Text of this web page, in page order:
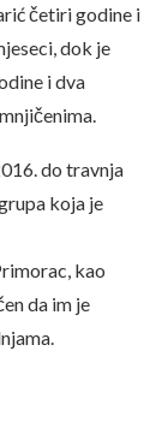
četiri godine i
dok je
i dva
do travnja
koja je
kao
da im je